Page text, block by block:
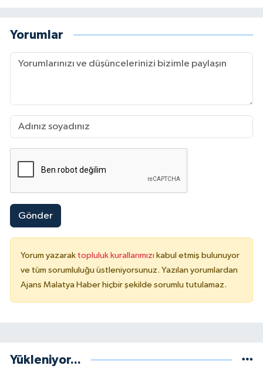
Yorumlar
Gönder
Yorum yazarak topluluk kurallarımızı kabul etmiş bulunuyor
ve tüm sorumluluğu üstleniyorsunuz. Yazılan yorumlardan
Ajans Malatya Haber hiçbir şekilde sorumlu tutulamaz.
Yükleniyor...